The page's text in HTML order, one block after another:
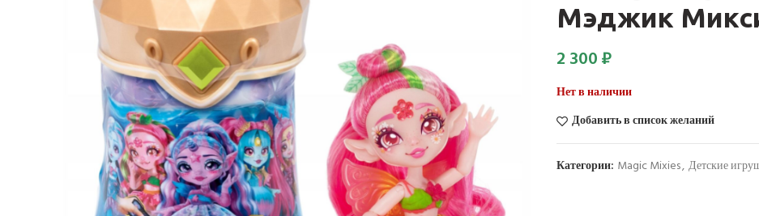
Мэджик
2 300₽
Нет в наличии
Добавить в список желаний
Категории: Magic Mixies, Детские